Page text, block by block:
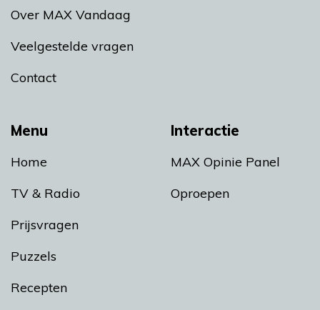
Menu
Home
TV & Radio
Prijsvragen
Puzzels
Recepten
Interactie
MAX Opinie Panel
Oproepen
Over MAX Vandaag
Veelgestelde vragen
Contact